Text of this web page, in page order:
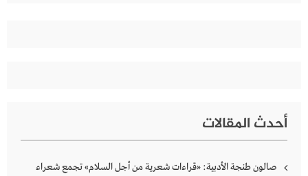
أحدث المقالات
صالون طنجة الأدبية: «قراءات شعرية من أجل السلام» تجمع شعراء